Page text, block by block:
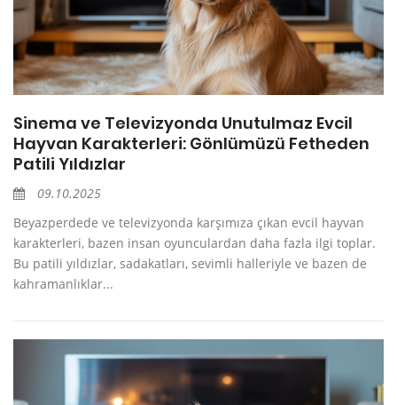
Sinema ve Televizyonda Unutulmaz Evcil
Hayvan Karakterleri: Gönlümüzü Fetheden
Patili Yıldızlar
09.10.2025
Beyazperdede ve televizyonda karşımıza çıkan evcil hayvan
karakterleri, bazen insan oyunculardan daha fazla ilgi toplar.
Bu patili yıldızlar, sadakatları, sevimli halleriyle ve bazen de
kahramanlıklar...